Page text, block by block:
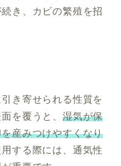
き、カビの繁殖を招
き寄せられる性質を
を覆うと、 湿気が保
産みつけやすくなり
する際には、通気性